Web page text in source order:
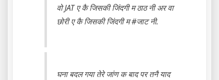
वो JAT ए कै जिसकी जिंदगी म ठाठ नी अर वा
छोरी ए कै जिसकी जिंदगी म #जाट नी.
घना बदल गया तेरे जांण क बाद पर तनै याद